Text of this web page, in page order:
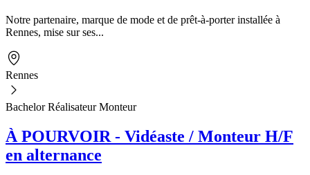
Notre partenaire, marque de mode et de prêt-à-porter installée à
Rennes, mise sur ses...
Rennes
Bachelor Réalisateur Monteur
À POURVOIR - Vidéaste / Monteur H/F
en alternance